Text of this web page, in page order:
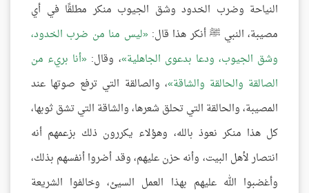
النياحة وضرب الخدود وشق الجيوب منكر مطلقًا في أي
مصيبة، النبي ﷺ أنكر هذا قال: ليس منا من ضرب الخدود،
وشق الجيوب، ودعا بدعوى الجاهلية ، وقال: أنا بريء من
الصالقة والحالقة والشاقة ، والصالقة التي ترفع صوتها عند
المصيبة، والحالقة التي تحلق شعرها، والشاقة التي تشق ثوبها،
كل هذا منكر نعوذ بالله، وهؤلاء يكررون ذلك بزعمهم أنه
انتصار لأهل البيت، وأنه حزن عليهم، وقد أضروا أنفسهم بذلك،
وأغضبوا الله عليهم بهذا العمل السيئ، وخالفوا الشريعة